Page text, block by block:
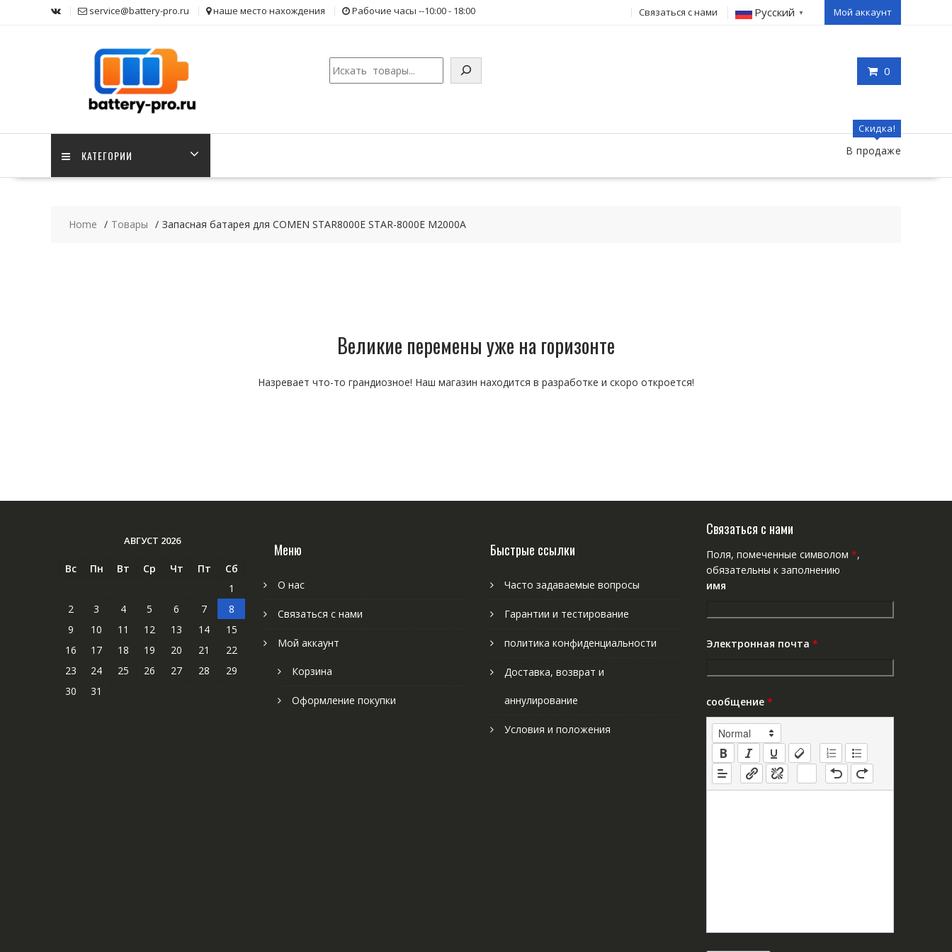
service@battery-pro.ru наше место нахождения Рабочие часы --10:00 - 18:00 Связаться с нами Русский ▼ Мой аккаунт
0
Поиск
КАТЕГОРИИ
Скидка!
В продаже
Home Товары Запасная батарея для COMEN STAR8000E STAR-8000E M2000A
Великие перемены уже на горизонте
Назревает что-то грандиозное! Наш магазин находится в разработке и скоро откроется!
АВГУСТ 2026
Вс Пн Вт Ср Чт Пт
Сб
1
2
3 4 5 6 7
8
9
10 11 12 13 14
15
16
17 18 19 20 21
22
23
24 25 26 27 28
29
30
31
Меню
О нас
Связаться с нами
Мой аккаунт
Корзина
Оформление покупки
Быстрые ссылки
Часто задаваемые вопросы
Гарантии и тестирование
политика конфиденциальности
Доставка, возврат и
аннулирование
Условия и положения
Связаться с нами
Поля, помеченные символом *,
обязательны к заполнению
имя
Электронная почта *
сообщение *